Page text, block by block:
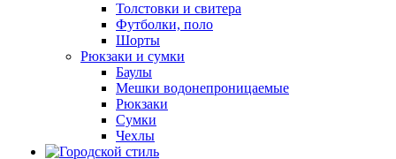
Толстовки и свитера
Футболки, поло
Шорты
Рюкзаки и сумки
Баулы
Мешки водонепроницаемые
Рюкзаки
Сумки
Чехлы